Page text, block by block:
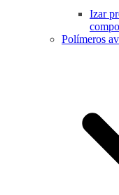
Izar
Polímeros